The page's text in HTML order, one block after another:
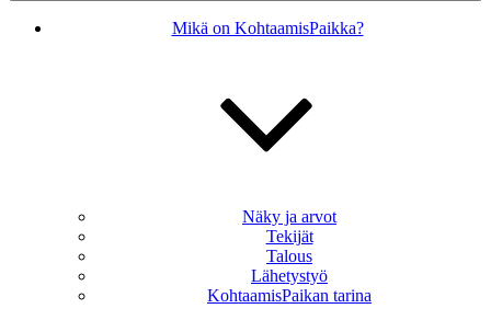
Mikä on KohtaamisPaikka?
Näky ja arvot
Tekijät
Talous
Lähetystyö
KohtaamisPaikan tarina